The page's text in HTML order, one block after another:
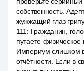
собственность.
жужжащий глаз
111 : Гражданин,
путаете
Империум слишком
отчётности. Если в